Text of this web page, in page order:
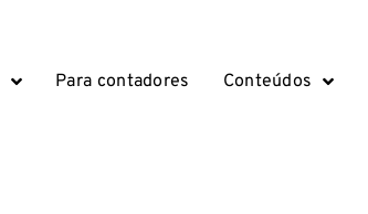
Para contadores Conteúdos